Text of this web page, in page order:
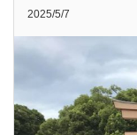
2025/5/7